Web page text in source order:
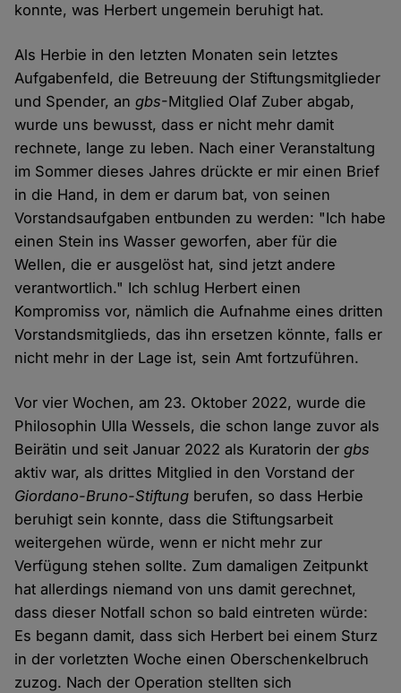
konnte, was Herbert ungemein beruhigt hat.
Als Herbie in den letzten Monaten sein letztes
Aufgabenfeld, die Betreuung der Stiftungsmitglieder
und Spender, angbs-Mitglied Olaf Zuber abgab,
wurde uns bewusst, dass er nicht mehr damit
rechnete, lange zu leben. Nach einer Veranstaltung
im Sommer dieses Jahres drückte er mir einen Brief
in die Hand, in dem er darum bat, von seinen
Vorstandsaufgaben entbunden zu werden: "Ich habe
einen Stein ins Wasser geworfen, aber für die
Wellen, die er ausgelöst hat, sind jetzt andere
verantwortlich." Ich schlug Herbert einen
Kompromiss vor, nämlich die Aufnahme eines dritten
Vorstandsmitglieds, das ihn ersetzen könnte, falls er
nicht mehr in der Lage ist, sein Amt fortzuführen.
Vor vier Wochen, am 23. Oktober 2022, wurde die
Philosophin Ulla Wessels, die schon lange zuvor als
Beirätin und seit Januar 2022 als Kuratorin dergbs
aktiv war, als drittes Mitglied in den Vorstand der
Giordano-Bruno-Stiftung berufen, so dass Herbie
beruhigt sein konnte, dass die Stiftungsarbeit
weitergehen würde, wenn er nicht mehr zur
Verfügung stehen sollte. Zum damaligen Zeitpunkt
hat allerdings niemand von uns damit gerechnet,
dass dieser Notfall schon so bald eintreten würde:
Es begann damit, dass sich Herbert bei einem Sturz
in der vorletzten Woche einen Oberschenkelbruch
zuzog. Nach der Operation stellten sich